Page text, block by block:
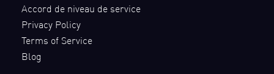
Accord de niveau de service
Privacy Policy
Terms of Service
Blog